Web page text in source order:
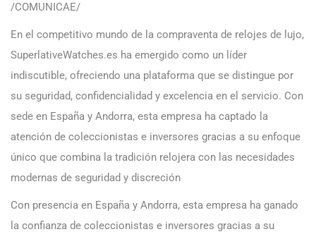
/COMUNICAE/
En el competitivo mundo de la compraventa de relojes de lujo,
SuperlativeWatches.es ha emergido como un líder
indiscutible, ofreciendo una plataforma que se distingue por
su seguridad, confidencialidad y excelencia en el servicio. Con
sede en España y Andorra, esta empresa ha captado la
atención de coleccionistas e inversores gracias a su enfoque
único que combina la tradición relojera con las necesidades
modernas de seguridad y discreción
Con presencia en España y Andorra, esta empresa ha ganado
la confianza de coleccionistas e inversores gracias a su